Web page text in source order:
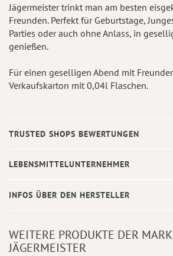
Jägermeister trinkt man am besten
Freunden. Perfekt für Geburtstage,
Parties oder auch ohne Anlass, in
genießen.
Für einen geselligen Abend mit
Verkaufskarton mit 0,04l Flaschen.
TRUSTED SHOPS BEWERTUNGEN
LEBENSMITTELUNTERNEHMER
INFOS ÜBER DEN HERSTELLER
WEITERE PRODUKTE DER
JÄGERMEISTER